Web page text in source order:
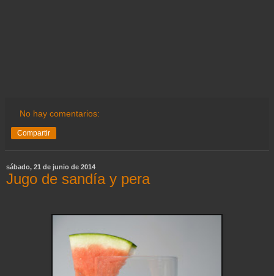
No hay comentarios:
Compartir
sábado, 21 de junio de 2014
Jugo de sandía y pera